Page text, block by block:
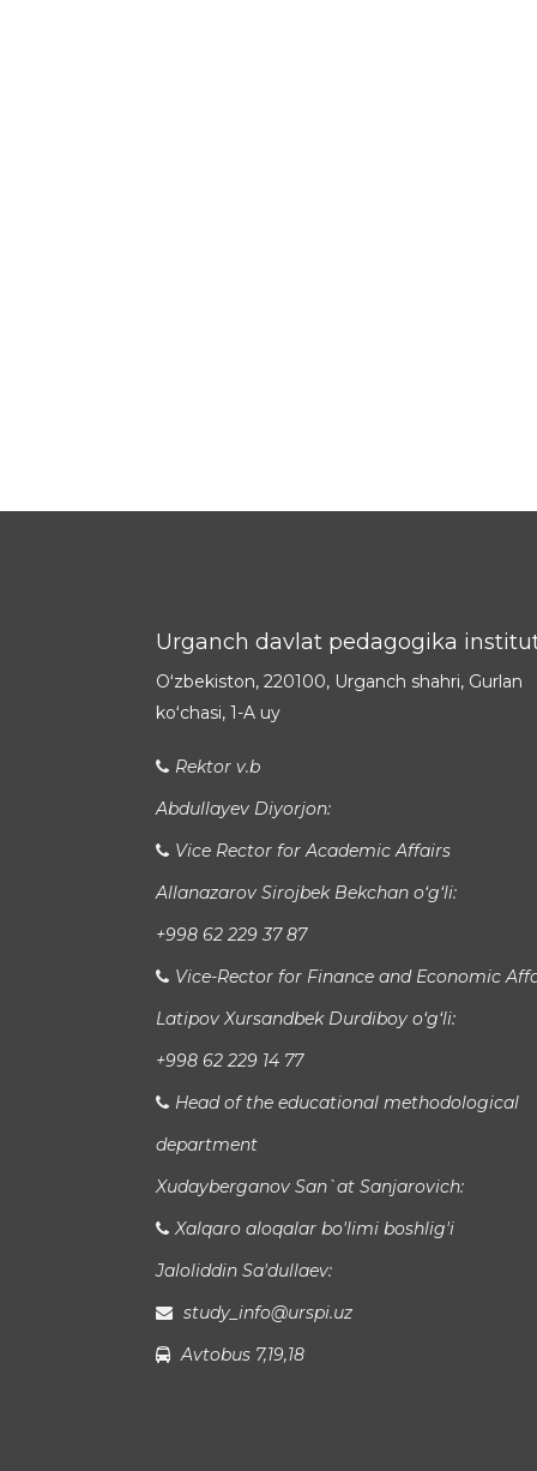
Urganch davlat pedagogika
Oʻzbekiston, 220100, Urganch shahri, Gurlan
koʻchasi, 1-A uy
Rektor v.b
Abdullayev Diyorjon:
Vice Rector for Academic Affairs
Allanazarov Sirojbek Bekchan o‘g‘li:
+998 62 229 37 87
Vice-Rector for Finance and Economic
Latipov Xursandbek Durdiboy o‘g‘li:
+998 62 229 14 77
Head of the educational methodological
department
Xudayberganov San`at Sanjarovich:
Xalqaro aloqalar bo'limi boshlig'i
Jaloliddin Sa'dullaev:
study_info@urspi.uz
Avtobus 7,19,18